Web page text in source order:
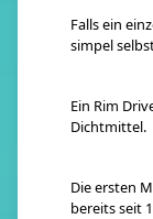
Falls ein
simpel
Ein Rim
Dichtmittel.
Die ersten
bereits seit